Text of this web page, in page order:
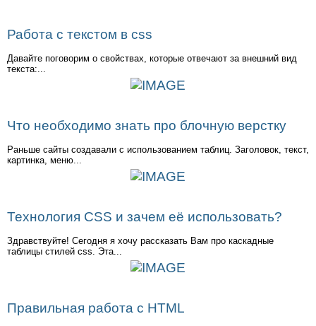
Работа с текстом в css
Давайте поговорим о свойствах, которые отвечают за внешний вид
текста:...
Что необходимо знать про блочную верстку
Раньше сайты создавали с использованием таблиц. Заголовок, текст,
картинка, меню...
Технология CSS и зачем её использовать?
Здравствуйте! Сегодня я хочу рассказать Вам про каскадные
таблицы стилей css. Эта...
Правильная работа с HTML